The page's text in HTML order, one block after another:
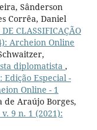
Sânderson
Corrêa, Daniel
CLASSIFICAÇÃO
Archeion Online
diplomatista ,
Especial -
Online - 1
de Araújo Borges,
9 n. 1 (2021):